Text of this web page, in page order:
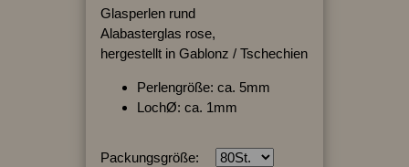
Glasperlen rund
Alabasterglas rose,
hergestellt in Gablonz / Tschechien
Perlengröße: ca. 5mm
LochØ: ca. 1mm
Packungsgröße: